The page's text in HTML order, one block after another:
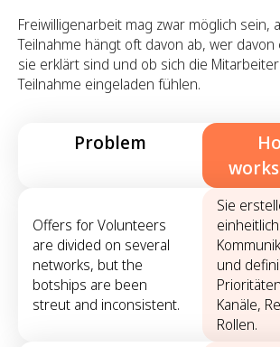
Freiwilligenarbeit mag zwar möglich sein,
Teilnahme hängt oft davon ab, wer
sie erklärt sind und ob sich die
Teilnahme eingeladen fühlen.
Problem
Offers for Volunteers
are divided on several
networks, but the
botships are been
streut and inconsistent.
Sie
und
Kanäle,
Rollen.